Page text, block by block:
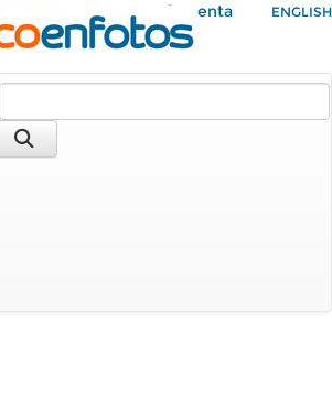
Mi Cuenta ENGLISH